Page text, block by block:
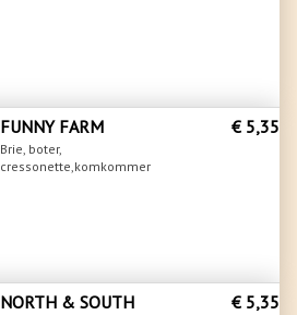
FUNNY FARM
Brie, boter,
cressonette,komkommer
€ 5,35
NORTH & SOUTH € 5,35